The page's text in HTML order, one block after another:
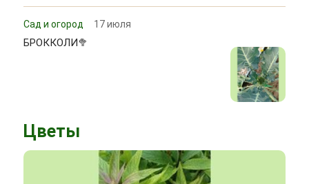
Сад и огород 17 июля
БРОККОЛИ🥦
Цветы